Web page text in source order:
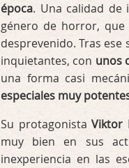
época. Una calidad de
género de horror,
desprevenido. Tras
inquietantes, con unos
una forma casi
especiales muy
Su protagonistaViktor
muy bien en sus
inexperiencia en las